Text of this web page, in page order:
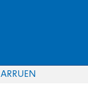
EN
RU
AR